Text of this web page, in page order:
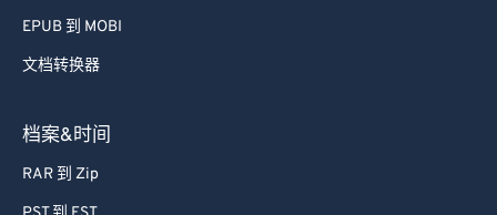
EPUB 到 MOBI
文档转换器
档案&时间
RAR 到 Zip